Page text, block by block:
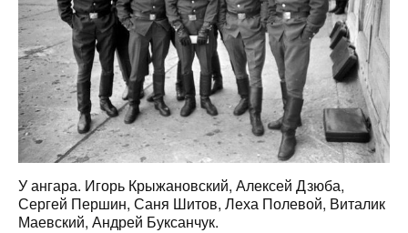
У ангара. Игорь Крыжановский, Алексей Дзюба,
Сергей Першин, Саня Шитов, Леха Полевой, Виталик
Маевский, Андрей Буксанчук.